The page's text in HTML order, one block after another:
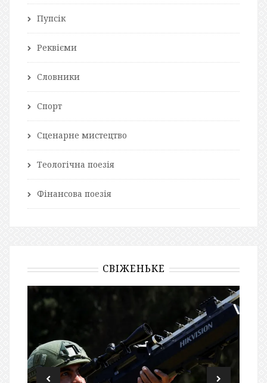
Пупсік
Реквієми
Словники
Спорт
Сценарне мистецтво
Теологічна поезія
Фінансова поезія
СВІЖЕНЬКЕ